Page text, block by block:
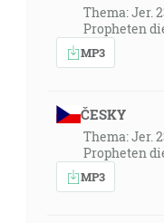
Thema: Jer.
Propheten
MP3
ČESKY
Thema: Jer.
Propheten
MP3